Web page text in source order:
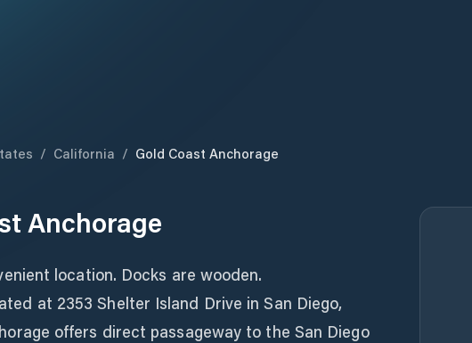
/ California / Gold Coast Anchorage
Anchorage
location. Docks are wooden.
at 2353 Shelter Island Drive in San Diego,
offers direct passageway to the San Diego